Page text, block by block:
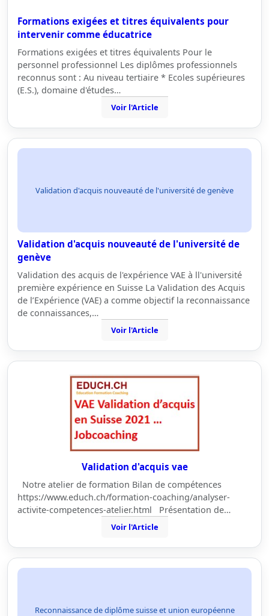
Formations exigées et titres équivalents pour
intervenir comme éducatrice
Formations exigées et titres équivalents Pour le
personnel professionnel Les diplômes professionnels
reconnus sont : Au niveau tertiaire * Ecoles supérieures
(E.S.), domaine d'études…
Voir l'Article
Validation d'acquis nouveauté de l'université de genève
Validation d'acquis nouveauté de l'université de
genève
Validation des acquis de l'expérience VAE à ll'université
première expérience en Suisse La Validation des Acquis
de l’Expérience (VAE) a comme objectif la reconnaissance
de connaissances,…
Voir l'Article
Validation d'acquis vae
Notre atelier de formation Bilan de compétences
https://www.educh.ch/formation-coaching/analyser-
activite-competences-atelier.html Présentation de…
Voir l'Article
Reconnaissance de diplôme suisse et union européenne